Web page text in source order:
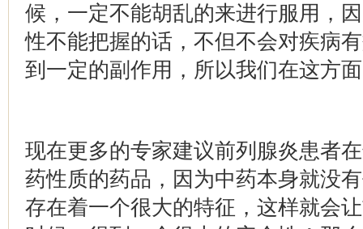
候，一定不能胡乱的来进行服用，
性不能把握的话，不但不会对疾病
到一定的副作用，所以我们在这方
现在更多的专家建议前列腺炎患者
药性质的药品，因为中药本身就没
存在着一个很大的特征，这样就会